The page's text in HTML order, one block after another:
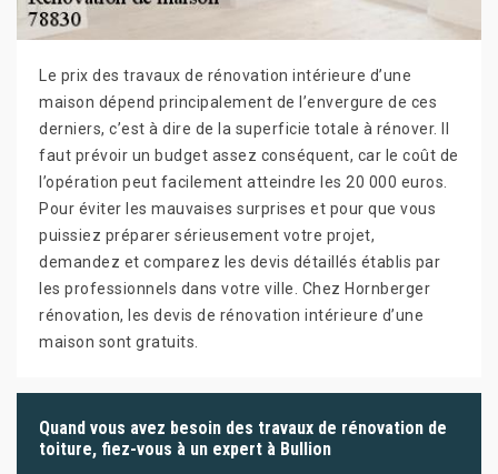
Le prix des travaux de rénovation intérieure d’une
maison dépend principalement de l’envergure de ces
derniers, c’est à dire de la superficie totale à rénover. Il
faut prévoir un budget assez conséquent, car le coût de
l’opération peut facilement atteindre les 20 000 euros.
Pour éviter les mauvaises surprises et pour que vous
puissiez préparer sérieusement votre projet,
demandez et comparez les devis détaillés établis par
les professionnels dans votre ville. Chez Hornberger
rénovation, les devis de rénovation intérieure d’une
maison sont gratuits.
Quand vous avez besoin des travaux de rénovation de
toiture, fiez-vous à un expert à Bullion